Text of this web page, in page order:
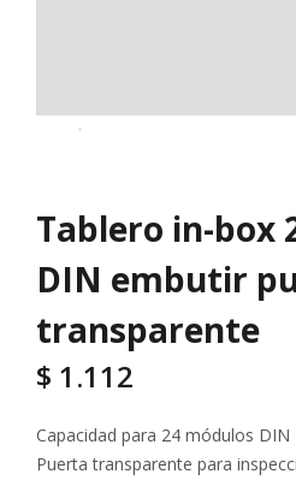
Tablero in-box
DIN embutir
transparente
$ 1.112
Capacidad para 24 módulos DIN
Puerta transparente para